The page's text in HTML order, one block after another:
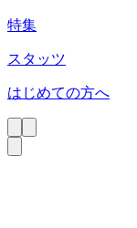
特集
スタッツ
はじめての方へ